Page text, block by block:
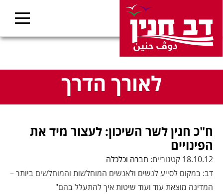
לאורך הדרך
ח"כ חנין לשר השיכון: לעצור מיד את
הפינויים
18.10.12 קטגוריית:
חברה וכלכלה
דב: במקום לסייע לנשים ולאנשים המוחלשות והמוחלשים ביותר –
המדינה מוצאת עוד ועוד שיטות איך להתעלל בהם"